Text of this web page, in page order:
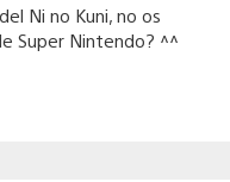
Ni no Kuni, no os
Super Nintendo? ^^